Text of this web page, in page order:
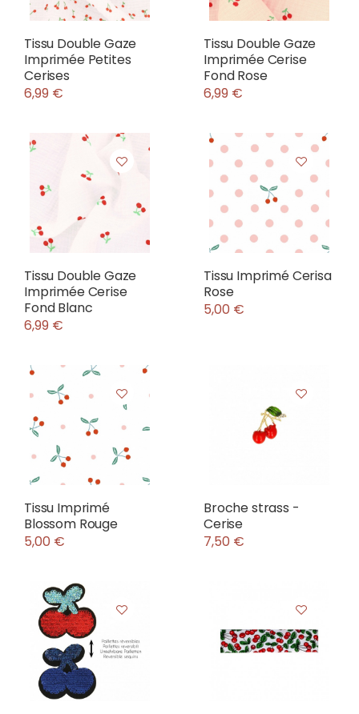
Tissu Double Gaze
Imprimée Petites
Cerises
6,99 €
Tissu Double Gaze
Imprimée Cerise
Fond Rose
6,99 €
Tissu Double Gaze
Imprimée Cerise
Fond Blanc
6,99 €
Tissu Imprimé Cerisa
Rose
5,00 €
Tissu Imprimé
Blossom Rouge
5,00 €
Broche strass -
Cerise
7,50 €